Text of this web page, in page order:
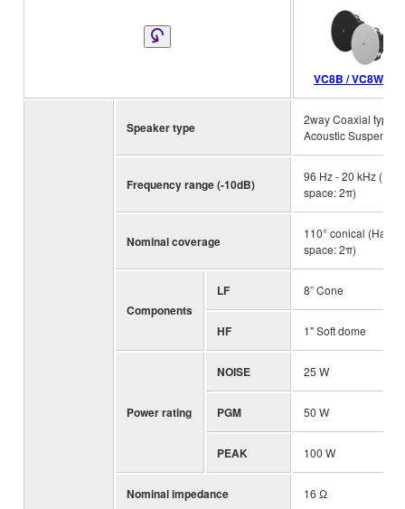
VC8B / VC8W
Speaker type
2way Coaxial type,
Acoustic
Frequency range (-10dB)
96 Hz - 20 kHz (Half-
space: 2π)
Nominal coverage
110° conical (Half-
space: 2π)
Components
LF 8” Cone
HF 1" Soft dome
Power rating
NOISE 25 W
PGM 50 W
PEAK 100 W
Nominal impedance 16 Ω